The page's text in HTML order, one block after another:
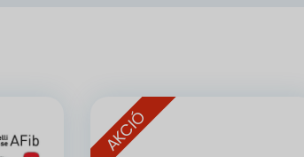
AKCIÓ